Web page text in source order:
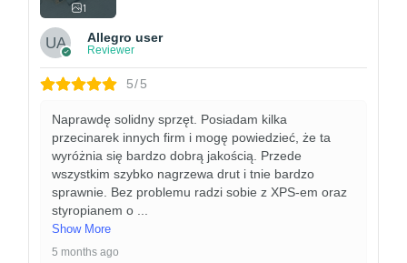
1
Allegro user
Reviewer
5/5
Naprawdę solidny sprzęt. Posiadam kilka
przecinarek innych firm i mogę powiedzieć, że ta
wyróżnia się bardzo dobrą jakością. Przede
wszystkim szybko nagrzewa drut i tnie bardzo
sprawnie. Bez problemu radzi sobie z XPS-em oraz
styropianem o
Show More
5 months ago